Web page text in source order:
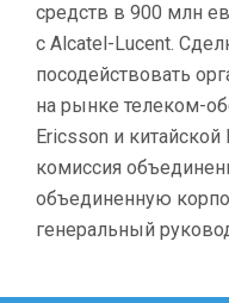
средств в 900 млн
с Alcatel-Lucent.
посодействовать
на рынке телеком-
Ericsson и
комиссия
объединенную
генеральный